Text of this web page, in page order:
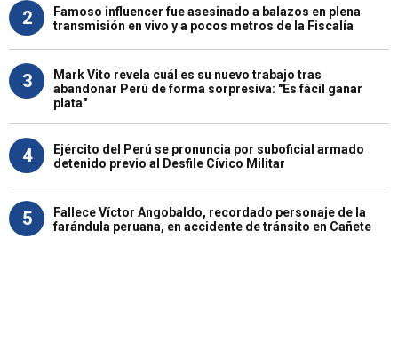
2
Famoso influencer fue asesinado a balazos en plena
transmisión en vivo y a pocos metros de la Fiscalía
3
Mark Vito revela cuál es su nuevo trabajo tras
abandonar Perú de forma sorpresiva: "Es fácil ganar
plata"
4
Ejército del Perú se pronuncia por suboficial armado
detenido previo al Desfile Cívico Militar
5
Fallece Víctor Angobaldo, recordado personaje de la
farándula peruana, en accidente de tránsito en Cañete